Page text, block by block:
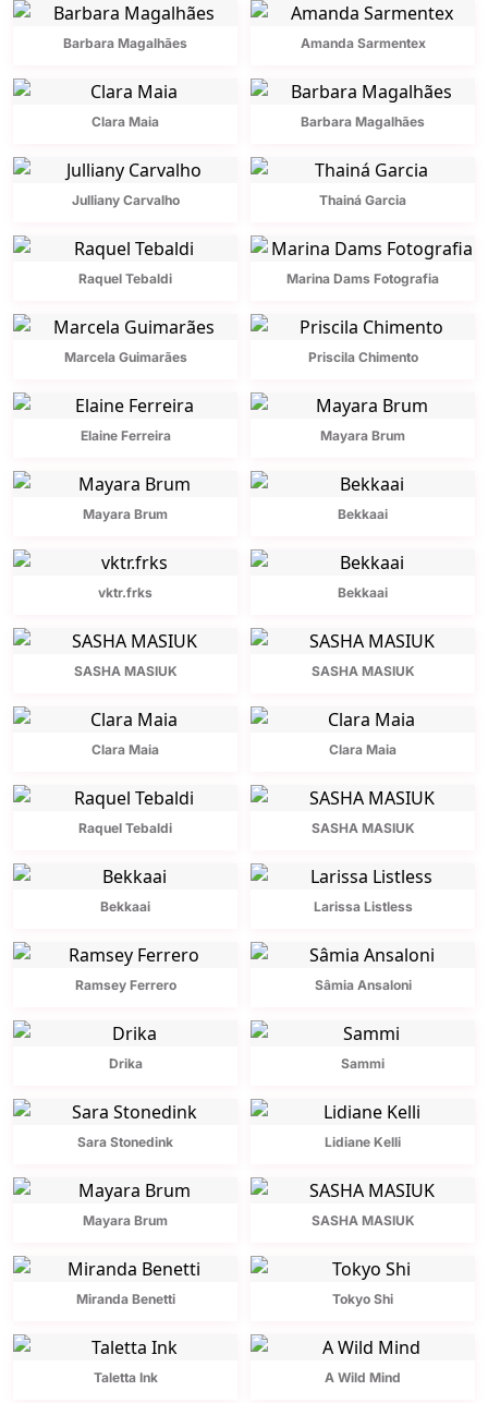
Barbara Magalhães Amanda Sarmentex
Clara Maia Barbara Magalhães
Julliany Carvalho Thainá Garcia
Raquel Tebaldi Marina Dams Fotografia
Marcela Guimarães Priscila Chimento
Elaine Ferreira Mayara Brum
Mayara Brum Bekkaai
vktr.frks Bekkaai
SASHA MASIUK SASHA MASIUK
Clara Maia Clara Maia
Raquel Tebaldi SASHA MASIUK
Bekkaai Larissa Listless
Ramsey Ferrero Sâmia Ansaloni
Drika Sammi
Sara Stonedink Lidiane Kelli
Mayara Brum SASHA MASIUK
Miranda Benetti Tokyo Shi
Taletta Ink A Wild Mind